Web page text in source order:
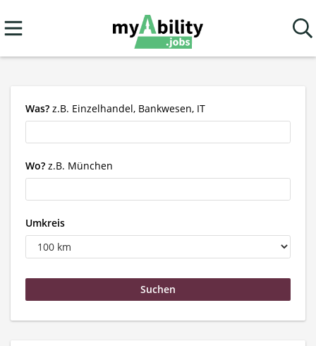
Was? z.B. Einzelhandel, Bankwesen, IT
Wo? z.B. München
Umkreis